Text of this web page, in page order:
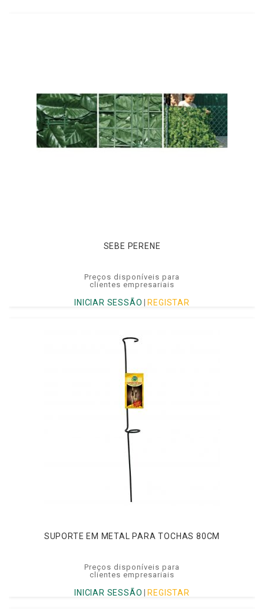
SEBE PERENE
Preços disponíveis para
clientes empresariais
INICIAR SESSÃO REGISTAR
SUPORTE EM METAL PARA TOCHAS 80CM
Preços disponíveis para
clientes empresariais
INICIAR SESSÃO REGISTAR